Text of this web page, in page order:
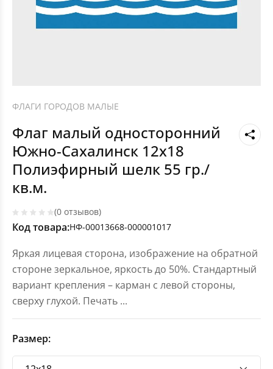
ФЛАГИ ГОРОДОВ МАЛЫЕ
Флаг малый односторонний
Южно-Сахалинск 12х18
Полиэфирный шелк 55 гр./
кв.м.
(0 отзывов)
Код товара:НФ-00013668-000001017
Яркая лицевая сторона, изображение на обратной
стороне зеркальное, яркость до 50%. Стандартный
вариант крепления – карман с левой стороны,
сверху глухой. Печать ...
Размер: